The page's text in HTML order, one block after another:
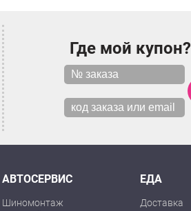
Где мой купон?
АВТОСЕРВИС
Шиномонтаж
ЕДА
Доставка